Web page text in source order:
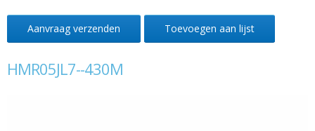
Aanvraag verzenden Toevoegen aan lijst
HMR05JL7--430M